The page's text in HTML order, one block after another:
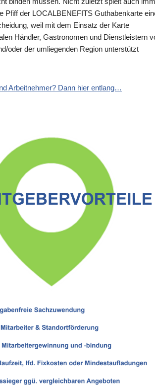
Pfiff der LOCALBENEFITS Guthabenkarte
weil mit dem Einsatz der Karte
Händler, Gastronomen und Dienstleistern
oder der umliegenden Region unterstützt
Arbeitnehmer? Dann hier entlang…